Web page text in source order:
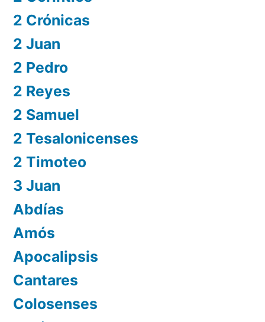
2 Crónicas
2 Juan
2 Pedro
2 Reyes
2 Samuel
2 Tesalonicenses
2 Timoteo
3 Juan
Abdías
Amós
Apocalipsis
Cantares
Colosenses